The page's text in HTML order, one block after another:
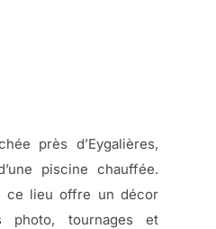
près d’Eygalières,
piscine chauffée.
ce lieu offre un décor
photo, tournages et